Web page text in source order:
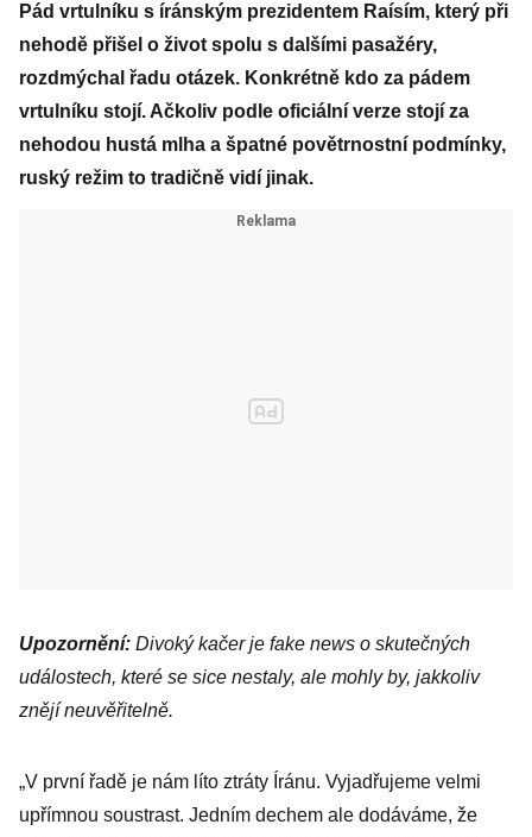
Pád vrtulníku s íránským prezidentem Raísím, který při
nehodě přišel o život spolu s dalšími pasažéry,
rozdmýchal řadu otázek. Konkrétně kdo za pádem
vrtulníku stojí. Ačkoliv podle oficiální verze stojí za
nehodou hustá mlha a špatné povětrnostní podmínky,
ruský režim to tradičně vidí jinak.
Upozornění: Divoký kačer je fake news o skutečných
událostech, které se sice nestaly, ale mohly by, jakkoliv
znějí neuvěřitelně.
„V první řadě je nám líto ztráty Íránu. Vyjadřujeme velmi
upřímnou soustrast. Jedním dechem ale dodáváme, že